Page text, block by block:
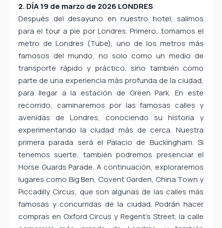
2. DÍA 19 de marzo de 2026 LONDRES
Después del desayuno en nuestro hotel, salimos
para el tour a pie por Londres. Primero, tomamos el
metro de Londres (Tube), uno de los metros más
famosos del mundo, no solo como un medio de
transporte rápido y práctico, sino también como
parte de una experiencia más profunda de la ciudad,
para llegar a la estación de Green Park. En este
recorrido, caminaremos por las famosas calles y
avenidas de Londres, conociendo su historia y
experimentando la ciudad más de cerca. Nuestra
primera parada será el Palacio de Buckingham. Si
tenemos suerte, también podremos presenciar el
Horse Guards Parade. A continuación, exploraremos
lugares como Big Ben, Covent Garden, China Town y
Piccadilly Circus, que son algunas de las calles más
famosas y concurridas de la ciudad. Podrán hacer
compras en Oxford Circus y Regent’s Street, la calle